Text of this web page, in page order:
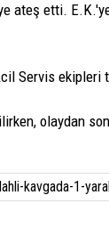
ateş etti.
Servis ekipleri
olaydan